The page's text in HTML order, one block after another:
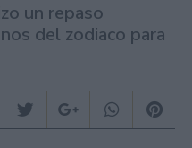
un repaso
del zodiaco para